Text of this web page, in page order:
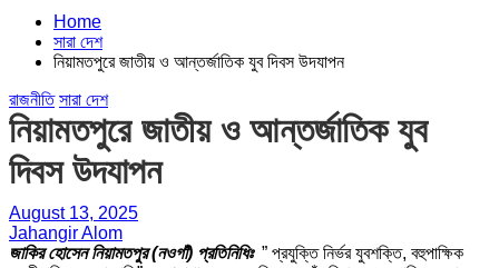
Home
সারা দেশ
নিয়ামতপুরে জাতীয় ও আন্তর্জাতিক যুব দিবস উদযাপন
রাজনীতি সারা দেশ
নিয়ামতপুরে জাতীয় ও আন্তর্জাতিক যুব
দিবস উদযাপন
August 13, 2025
Jahangir Alom
জাকির হোসেন নিয়ামতপুর (নওগাঁ) প্রতিনিধিঃ ” প্রযুক্তি নির্ভর যুবশক্তি, বহুপাক্ষিক